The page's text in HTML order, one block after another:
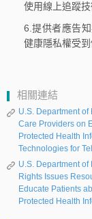
使用線上追蹤技
6.提供者應告
健康隱私權受
相關連結
U.S. Department
Care Providers on
Protected Health
Technologies for
U.S. Department
Rights Issues
Educate Patients
Protected Health